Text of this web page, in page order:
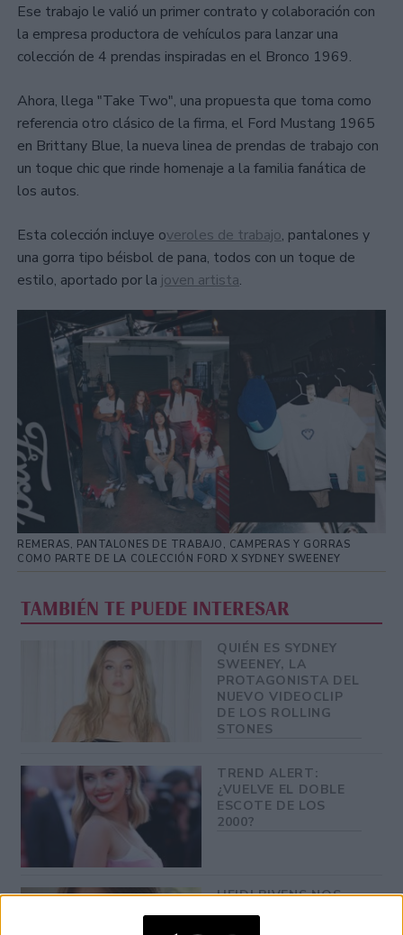
Ese trabajo le valió un primer contrato y colaboración con
la empresa productora de vehículos para lanzar una
colección de 4 prendas inspiradas en el Bronco 1969.
Ahora, llega "Take Two", una propuesta que toma como
referencia otro clásico de la firma, el Ford Mustang 1965
en Brittany Blue, la nueva linea de prendas de trabajo con
un toque chic que rinde homenaje a la familia fanática de
los autos.
Esta colección incluye overoles de trabajo, pantalones y
una gorra tipo béisbol de pana, todos con un toque de
estilo, aportado por la joven artista.
REMERAS, PANTALONES DE TRABAJO, CAMPERAS Y GORRAS
COMO PARTE DE LA COLECCIÓN FORD X SYDNEY SWEENEY
TAMBIÉN TE PUEDE INTERESAR
QUIÉN ES SYDNEY
SWEENEY, LA
PROTAGONISTA DEL
NUEVO VIDEOCLIP
DE LOS ROLLING
STONES
TREND ALERT:
¿VUELVE EL DOBLE
ESCOTE DE LOS
2000?
HEIDI BIVENS NOS